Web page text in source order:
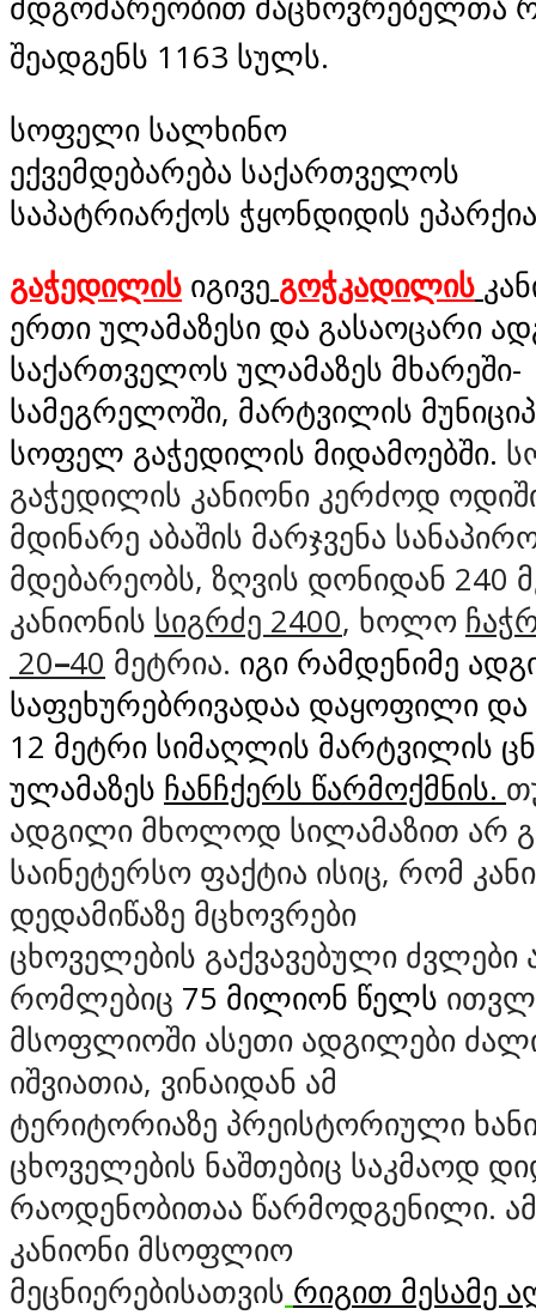
შეადგენს 1163 სულს.
სოფელი სალხინო
ექვემდებარება საქართველოს
საპატრიარქოს ჭყონდიდის
გაჭედილის იგივე გოჭკადილის
ერთი ულამაზესი და გასაოცარი
საქართველოს ულამაზეს მხარეში-
სამეგრელოში, მარტვილის
სოფელ გაჭედილის მიდამოებში.
გაჭედილის კანიონი კერძოდ
მდინარე აბაშის მარჯვენა
მდებარეობს, ზღვის დონიდან 240
კანიონის სიგრძე 2400, ხოლო
20–40 მეტრია. იგი რამდენიმე
საფეხურებრივადაა დაყოფილი და
12 მეტრი სიმაღლის მარტვილის
ულამაზეს ჩანჩქერს წარმოქმნის.
ადგილი მხოლოდ სილამაზით არ
საინეტერსო ფაქტია ისიც, რომ
დედამიწაზე მცხოვრები
ცხოველების გაქვავებული ძვლები
რომლებიც 75 მილიონ წელს
მსოფლიოში ასეთი ადგილები
იშვიათია, ვინაიდან ამ
ტერიტორიაზე პრეისტორიული
ცხოველების ნაშთებიც საკმაოდ
რაოდენობითაა წარმოდგენილი.
კანიონი მსოფლიო
მეცნიერებისათვის რიგით მესამე